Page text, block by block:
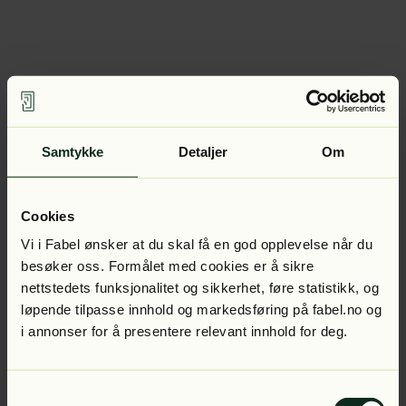
Samtykke Detaljer Om
Cookies
Vi i Fabel ønsker at du skal få en god opplevelse når du
besøker oss. Formålet med cookies er å sikre
nettstedets funksjonalitet og sikkerhet, føre statistikk, og
løpende tilpasse innhold og markedsføring på fabel.no og
i annonser for å presentere relevant innhold for deg.